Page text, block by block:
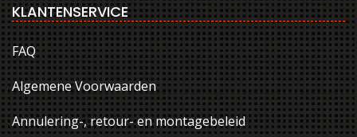
KLANTENSERVICE
FAQ
Algemene Voorwaarden
Annulering-, retour- en montagebeleid